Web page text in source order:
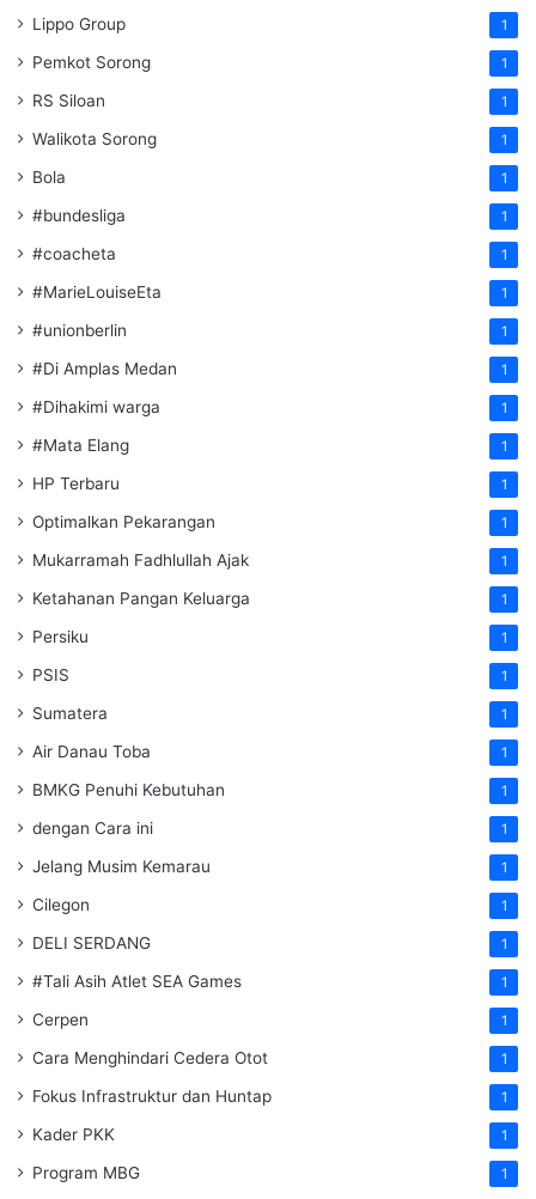
Lippo Group 1
Pemkot Sorong 1
RS Siloan 1
Walikota Sorong 1
Bola 1
#bundesliga 1
#coacheta 1
#MarieLouiseEta 1
#unionberlin 1
#Di Amplas Medan 1
#Dihakimi warga 1
#Mata Elang 1
HP Terbaru 1
Optimalkan Pekarangan 1
Mukarramah Fadhlullah Ajak 1
Ketahanan Pangan Keluarga 1
Persiku 1
PSIS 1
Sumatera 1
Air Danau Toba 1
BMKG Penuhi Kebutuhan 1
dengan Cara ini 1
Jelang Musim Kemarau 1
Cilegon 1
DELI SERDANG 1
#Tali Asih Atlet SEA Games 1
Cerpen 1
Cara Menghindari Cedera Otot 1
Fokus Infrastruktur dan Huntap 1
Kader PKK 1
Program MBG 1